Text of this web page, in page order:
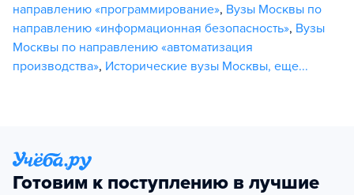
направлению «программирование», Вузы Москвы по
направлению «информационная безопасность», Вузы
Москвы по направлению «автоматизация
производства», Исторические вузы Москвы, еще...
Готовим к поступлению в лучшие